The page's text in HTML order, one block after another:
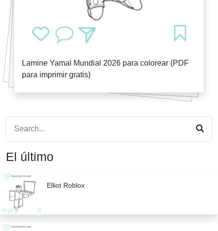
Lamine Yamal Mundial 2026 para colorear (PDF
para imprimir gratis)
El último
Elliot Roblox